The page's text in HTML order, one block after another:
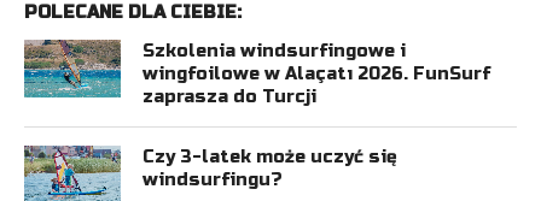
POLECANE DLA CIEBIE:
Szkolenia windsurfingowe i
wingfoilowe w Alaçatı 2026. FunSurf
zaprasza do Turcji
Czy 3-latek może uczyć się
windsurfingu?